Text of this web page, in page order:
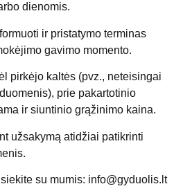
dienomis.
ir pristatymo terminas
gavimo momento.
pirkėjo kaltės (pvz., neteisingai
prie pakartotinio
ir siuntinio grąžinimo kaina.
užsakymą atidžiai patikrinti
su mumis: info@gyduolis.lt